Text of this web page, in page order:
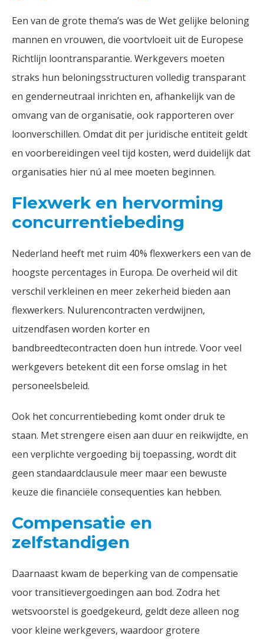
Een van de grote thema’s was de Wet gelijke beloning
mannen en vrouwen, die voortvloeit uit de Europese
Richtlijn loontransparantie. Werkgevers moeten
straks hun beloningsstructuren volledig transparant
en genderneutraal inrichten en, afhankelijk van de
omvang van de organisatie, ook rapporteren over
loonverschillen. Omdat dit per juridische entiteit geldt
en voorbereidingen veel tijd kosten, werd duidelijk dat
organisaties hier nú al mee moeten beginnen.
Flexwerk en hervorming
concurrentiebeding
Nederland heeft met ruim 40% flexwerkers een van de
hoogste percentages in Europa. De overheid wil dit
verschil verkleinen en meer zekerheid bieden aan
flexwerkers. Nulurencontracten verdwijnen,
uitzendfasen worden korter en
bandbreedtecontracten doen hun intrede. Voor veel
werkgevers betekent dit een forse omslag in het
personeelsbeleid.
Ook het concurrentiebeding komt onder druk te
staan. Met strengere eisen aan duur en reikwijdte, en
een verplichte vergoeding bij toepassing, wordt dit
geen standaardclausule meer maar een bewuste
keuze die financiële consequenties kan hebben.
Compensatie en
zelfstandigen
Daarnaast kwam de beperking van de compensatie
voor transitievergoedingen aan bod. Zodra het
wetsvoorstel is goedgekeurd, geldt deze alleen nog
voor kleine werkgevers, waardoor grotere